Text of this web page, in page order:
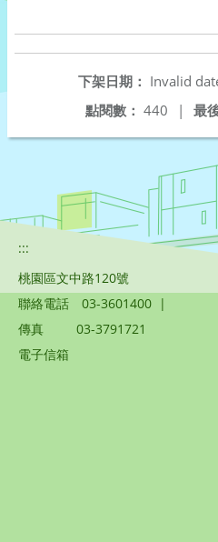
下架日期： Invalid
最
點閱數： 440 |
:::
桃園區文中路120號
聯絡電話
03-3601400 |
傳真
03-3791721
電子信箱